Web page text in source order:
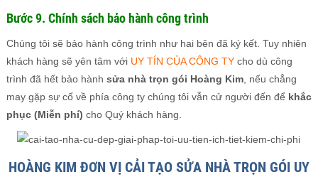
Bước 9. Chính sách bảo hành công trình
Chúng tôi sẽ bảo hành công trình như hai bên đã ký kết. Tuy nhiên
khách hàng sẽ yên tâm với UY TÍN CỦA CÔNG TY cho dù công
trình đã hết bảo hành sửa nhà trọn gói Hoàng Kim, nếu chẳng
may gặp sự cố về phía công ty chúng tôi vẫn cử người đến để khắc
phục (Miễn phí) cho Quý khách hàng.
HOÀNG KIM ĐƠN VỊ CẢI TẠO SỬA NHÀ TRỌN GÓI UY